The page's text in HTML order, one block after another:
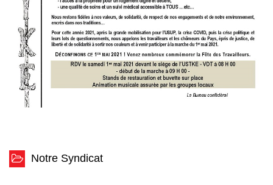
Notre Syndicat